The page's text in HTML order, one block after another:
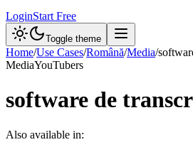
LoginStart Free
Toggle theme
Home/Use Cases/Română/Media/
MediaYouTubers
software de
Also available in: